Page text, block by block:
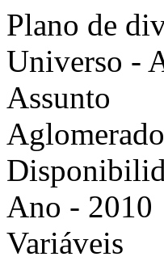
Plano de
Universo -
Assunto
Ano - 2010
Variáveis